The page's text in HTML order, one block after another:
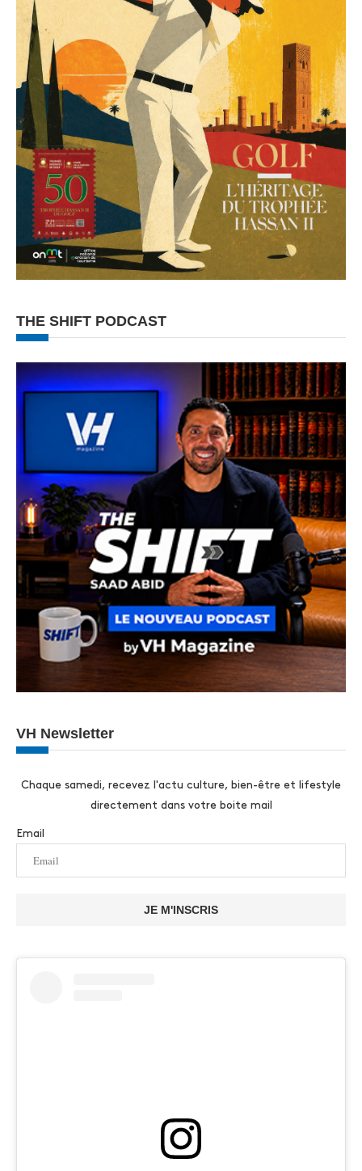
THE SHIFT PODCAST
VH Newsletter
Chaque samedi, recevez l'actu culture, bien-être et lifestyle
directement dans votre boite mail
Email
JE M'INSCRIS